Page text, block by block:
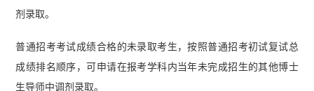
剂录取。
普通招考考试成绩合格的未录取考生，按照普通招考初试复试总
成绩排名顺序，可申请在报考学科内当年未完成招生的其他博士
生导师中调剂录取。